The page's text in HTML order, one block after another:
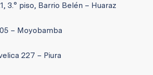
3.° piso, Barrio Belén – Huaraz
– Moyobamba
227 – Piura